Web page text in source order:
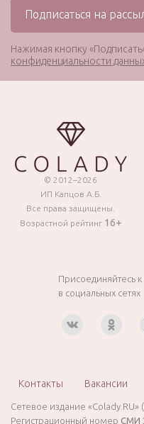
Нажимая кнопку
конфиденциальности
© 2012–2026
ИП Капцов А.Б.
Все права защищены.
Возрастной рейтинг 16+
Присоединяйтесь
в социальных сетях
Контакты Вакансии
Сетевое издание «Colady.RU»
Регистрационный номер СМИ